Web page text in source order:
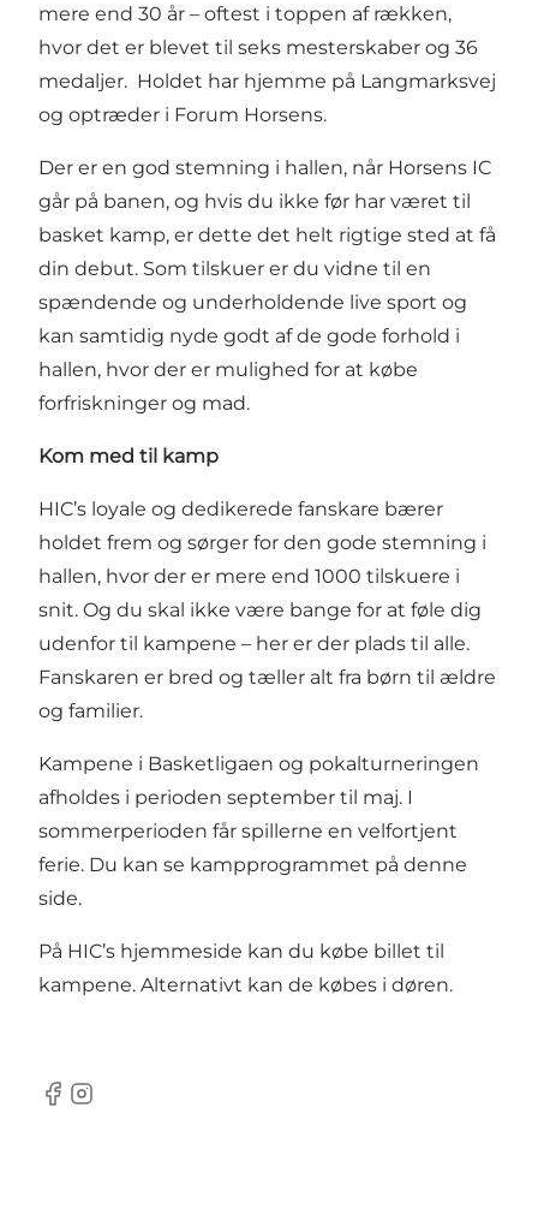
mere end 30 år – oftest i toppen af rækken,
hvor det er blevet til seks mesterskaber og 36
medaljer. Holdet har hjemme på Langmarksvej
og optræder i Forum Horsens.
Der er en god stemning i hallen, når Horsens IC
går på banen, og hvis du ikke før har været til
basket kamp, er dette det helt rigtige sted at få
din debut. Som tilskuer er du vidne til en
spændende og underholdende live sport og
kan samtidig nyde godt af de gode forhold i
hallen, hvor der er mulighed for at købe
forfriskninger og mad.
Kom med til kamp
HIC’s loyale og dedikerede fanskare bærer
holdet frem og sørger for den gode stemning i
hallen, hvor der er mere end 1000 tilskuere i
snit. Og du skal ikke være bange for at føle dig
udenfor til kampene – her er der plads til alle.
Fanskaren er bred og tæller alt fra børn til ældre
og familier.
Kampene i Basketligaen og pokalturneringen
afholdes i perioden september til maj. I
sommerperioden får spillerne en velfortjent
ferie. Du kan se kampprogrammet på denne
side.
På HIC’s hjemmeside kan du købe billet til
kampene. Alternativt kan de købes i døren.
Facebook
Instagram